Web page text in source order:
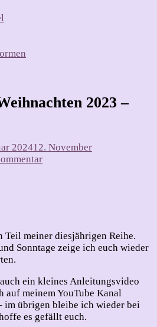
2023 –
202412. November
zu
2023
–
Teil
Teil meiner diesjährigen Reihe.
Sonntage zeige ich euch wieder
ein kleines Anleitungsvideo
auf meinem YouTube Kanal
im übrigen bleibe ich wieder bei
es gefällt euch.